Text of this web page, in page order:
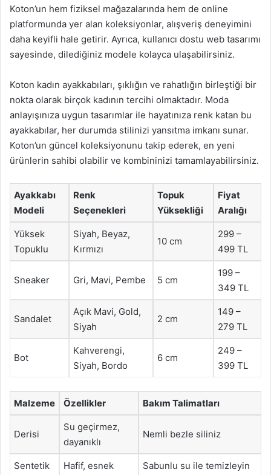
Koton’un hem fiziksel mağazalarında hem de online
platformunda yer alan koleksiyonlar, alışveriş deneyimini
daha keyifli hale getirir. Ayrıca, kullanıcı dostu web tasarımı
sayesinde, dilediğiniz modele kolayca ulaşabilirsiniz.
Koton kadın ayakkabıları, şıklığın ve rahatlığın birleştiği bir
nokta olarak birçok kadının tercihi olmaktadır. Moda
anlayışınıza uygun tasarımlar ile hayatınıza renk katan bu
ayakkabılar, her durumda stilinizi yansıtma imkanı sunar.
Koton’un güncel koleksiyonunu takip ederek, en yeni
ürünlerin sahibi olabilir ve kombininizi tamamlayabilirsiniz.
Ayakkabı
Modeli
Renk
Seçenekleri
Topuk
Yüksekliği
Fiyat
Aralığı
Yüksek
Topuklu
Siyah, Beyaz,
Kırmızı
10 cm
299 –
499 TL
Sneaker Gri, Mavi, Pembe 5 cm
199 –
349 TL
Sandalet
Açık Mavi, Gold,
Siyah
2 cm
149 –
279 TL
Bot
Kahverengi,
Siyah, Bordo
6 cm
249 –
399 TL
Malzeme Özellikler Bakım Talimatları
Derisi
Su geçirmez,
dayanıklı
Nemli bezle siliniz
Sentetik Hafif, esnek Sabunlu su ile temizleyin